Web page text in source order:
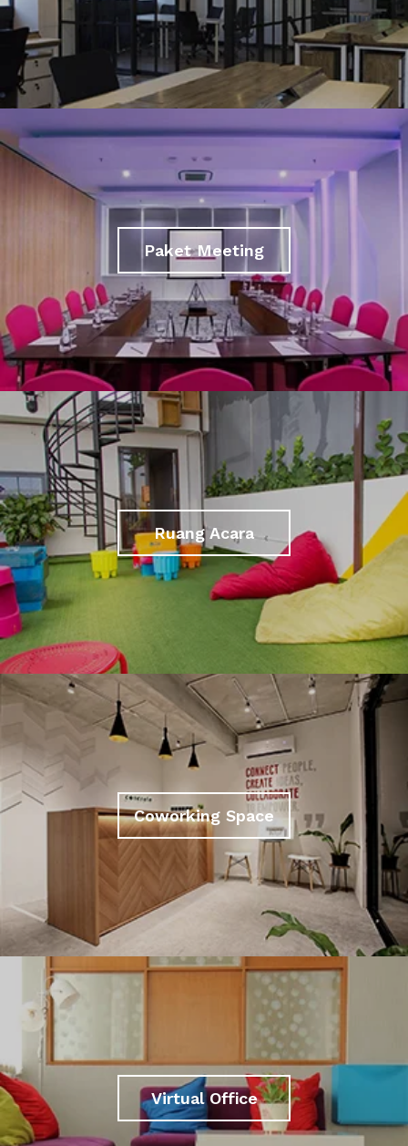
Paket Meeting
Ruang Acara
Coworking Space
Virtual Office